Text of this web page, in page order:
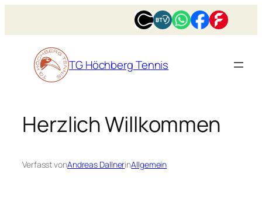
springen
TG Höchberg Tennis
Herzlich Willkommen
Verfasst vonAndreas DallnerinAllgemein